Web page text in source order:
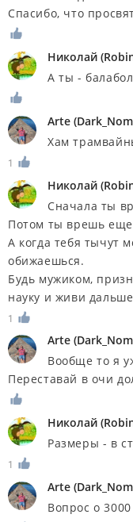
Спасибо, что
Николай (
А ты -
Arte (
Хам
1
Николай (
Сначала ты
Потом ты врешь
А когда тебя тычут
обижаешься.
Будь мужиком,
науку и живи
1
Arte (
Вообще то я
Переставай в очи
Николай (
Размеры - в
1
Arte (
Вопрос о